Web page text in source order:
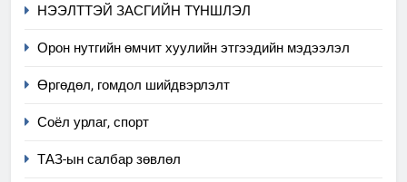
НЭЭЛТТЭЙ ЗАСГИЙН ТҮНШЛЭЛ
Орон нутгийн өмчит хуулийн этгээдийн мэдээлэл
Өргөдөл, гомдол шийдвэрлэлт
Соёл урлаг, спорт
ТАЗ-ын салбар зөвлөл
5
салбар зөвлөл” аяны хүрээнд